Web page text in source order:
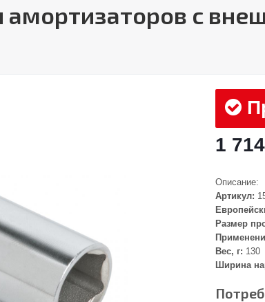
амортизаторов с
1
Описание:
Артикул:
Размер
Вес, г: 130
Ширина